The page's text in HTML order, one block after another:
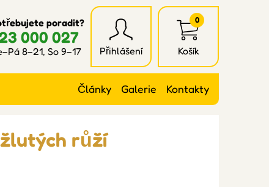
poradit?
000 027
8–21, So 9–17 Přihlášení
0
Košík
Články Galerie Kontakty
růží